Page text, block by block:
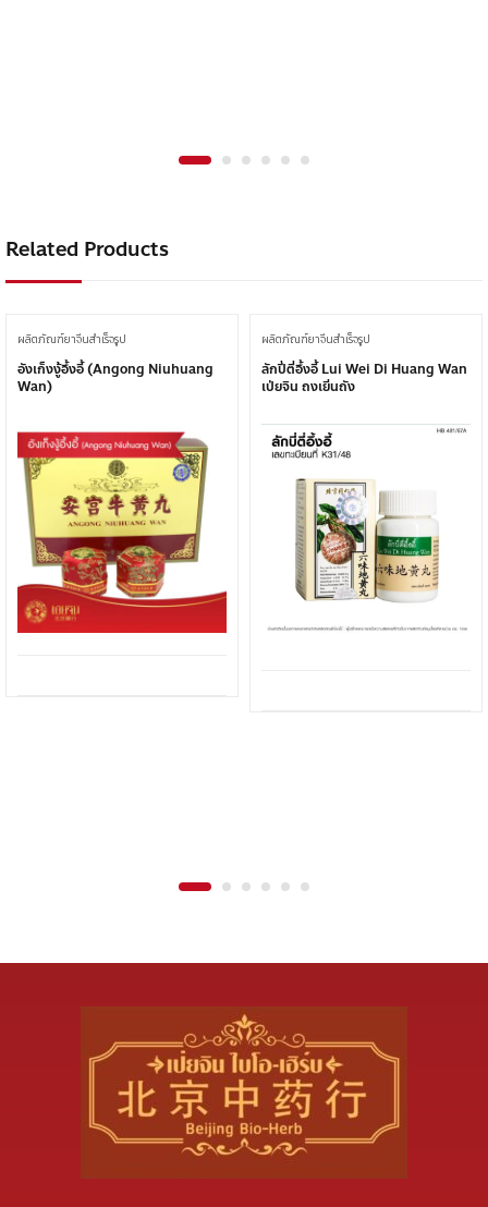
Related Products
ผลิตภัณฑ์ยาจีนสำเร็จรูป
อังเก็งงู้อึ้งอี้ (Angong Niuhuang
Wan)
ผลิตภัณฑ์ยาจีนสำเร็จรูป
ลักปี่ตี่อึ้งอี้ Lui Wei Di Huang Wan
เป่ยจิน ถงเยิ่นถัง